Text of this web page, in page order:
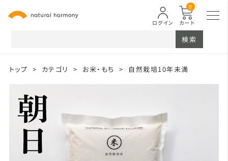
カート
0
ログイン
検索
トップ > カテゴリ > お米・もち > 自然栽培10年未満